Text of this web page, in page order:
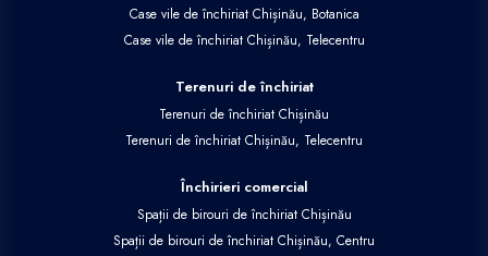
Case vile de închiriat Chișinău, Botanica
Case vile de închiriat Chișinău, Telecentru
Terenuri de închiriat
Terenuri de închiriat Chișinău
Terenuri de închiriat Chișinău, Telecentru
Închirieri comercial
Spații de birouri de închiriat Chișinău
Spații de birouri de închiriat Chișinău, Centru